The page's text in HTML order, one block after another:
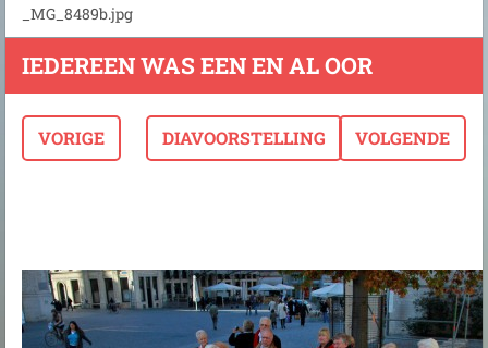
_MG_8489b.jpg
IEDEREEN WAS EEN EN AL OOR
VORIGE DIAVOORSTELLING VOLGENDE